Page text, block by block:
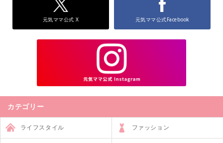
元気ママ公式 X 元気ママ公式Facebook
カテゴリー
ライフスタイル ファッション